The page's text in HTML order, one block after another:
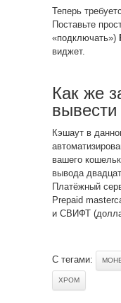
Теперь
Поставьте
«подключать»)
виджет.
Как же
Кэшаут в
вашего
вывода
Платёжный
Prepaid
и СВИФТ
С тегами:
ХРОМ